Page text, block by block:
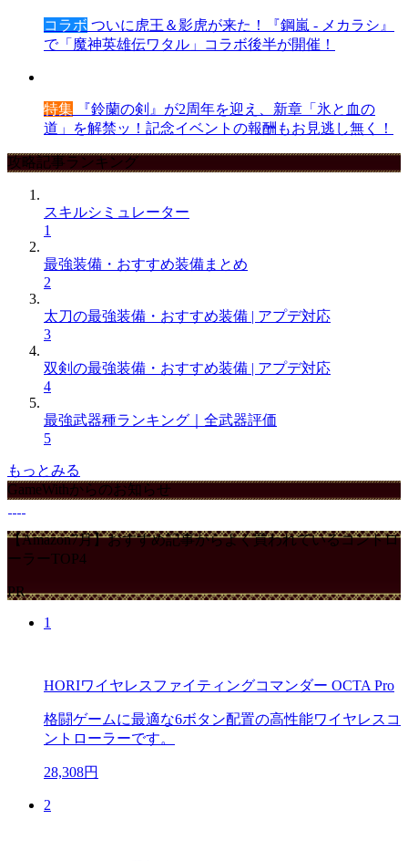
コラボ ついに虎王＆影虎が来た！『鋼嵐 - メカラシ』
で「魔神英雄伝ワタル」コラボ後半が開催！
特集 『鈴蘭の剣』が2周年を迎え、新章「氷と血の
道」を解禁ッ！記念イベントの報酬もお見逃し無く！
攻略記事ランキング
スキルシミュレーター
1
最強装備・おすすめ装備まとめ
2
太刀の最強装備・おすすめ装備 | アプデ対応
3
双剣の最強装備・おすすめ装備 | アプデ対応
4
最強武器種ランキング｜全武器評価
5
もっとみる
GameWithからのお知らせ
【Amazon7月】おすすめ記事からよく買われているコントロ
ーラーTOP4
PR
1
HORIワイヤレスファイティングコマンダー OCTA Pro
格闘ゲームに最適な6ボタン配置の高性能ワイヤレスコ
ントローラーです。
28,308円
2